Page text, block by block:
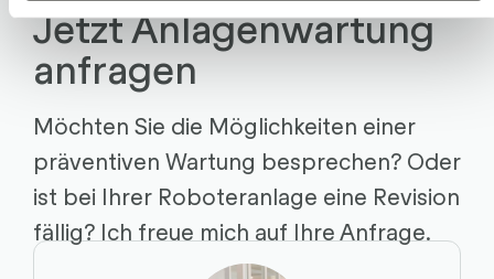
Jetzt Anlagenwartung
anfragen
Möchten Sie die Möglichkeiten einer
präventiven Wartung besprechen? Oder
ist bei Ihrer Roboteranlage eine Revision
fällig? Ich freue mich auf Ihre Anfrage.